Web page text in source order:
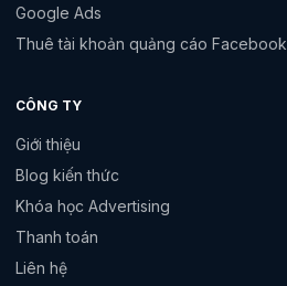
Google Ads
Thuê tài khoản quảng cáo Facebook
CÔNG TY
Giới thiệu
Blog kiến thức
Khóa học Advertising
Thanh toán
Liên hệ